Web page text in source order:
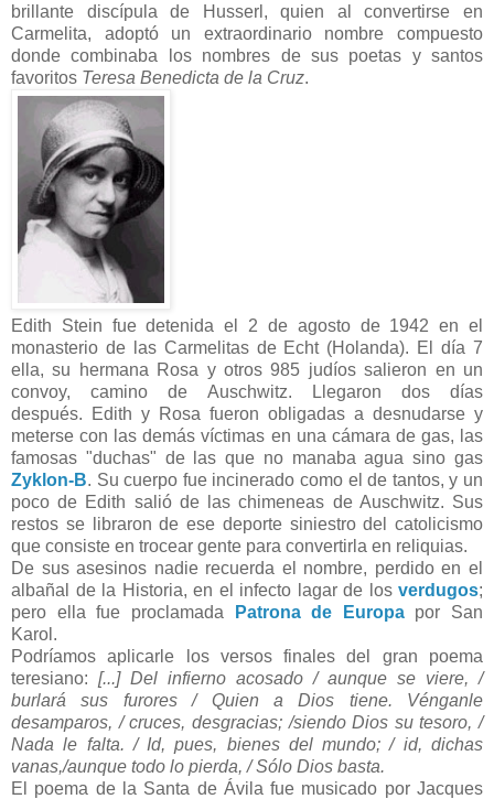
brillante discípula de Husserl, quien al convertirse en
Carmelita, adoptó un extraordinario nombre compuesto
donde combinaba los nombres de sus poetas y santos
favoritos Teresa Benedicta de la Cruz.
Edith Stein fue detenida el 2 de agosto de 1942 en el
monasterio de las Carmelitas de Echt (Holanda). El día 7
ella, su hermana Rosa y otros 985 judíos salieron en un
convoy, camino de Auschwitz. Llegaron dos días
después. Edith y Rosa fueron obligadas a desnudarse y
meterse con las demás víctimas en una cámara de gas, las
famosas "duchas" de las que no manaba agua sino gas
Zyklon-B. Su cuerpo fue incinerado como el de tantos, y un
poco de Edith salió de las chimeneas de Auschwitz. Sus
restos se libraron de ese deporte siniestro del catolicismo
que consiste en trocear gente para convertirla en reliquias.
De sus asesinos nadie recuerda el nombre, perdido en el
albañal de la Historia, en el infecto lagar de los verdugos;
pero ella fue proclamada
Patrona de Europapor San
Karol.
Podríamos aplicarle los versos finales del gran poema
teresiano: [...] Del infierno acosado / aunque se viere, /
burlará sus furores / Quien a Dios tiene. Vénganle
desamparos, / cruces, desgracias; /siendo Dios su tesoro, /
Nada le falta. / Id, pues, bienes del mundo; / id, dichas
vanas,/aunque todo lo pierda, / Sólo Dios basta.
El poema de la Santa de Ávila fue musicado por Jacques